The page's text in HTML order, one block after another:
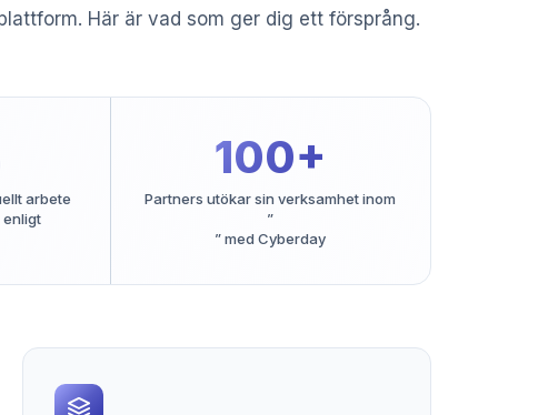
Här är vad som ger dig ett försprång.
arbete
enligt
100+
Partners utökar sin verksamhet inom
”
” med Cyberday